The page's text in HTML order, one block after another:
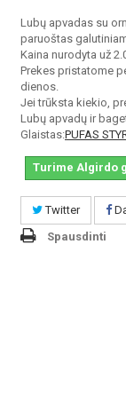
Lubų apvadas su
paruoštas
Kaina nurodyta už
Prekes pristatome
dienos.
Jei trūksta kiekio,
Lubų apvadų ir
Glaistas:PUFAS
Turime Algirdo
Twitter
Spausdinti